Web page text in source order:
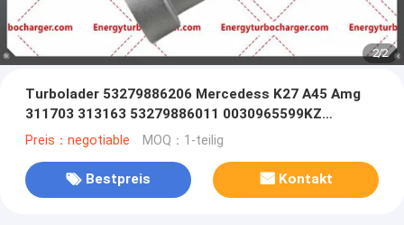
2/2
Turbolader 53279886206 Mercedess K27 A45 Amg
311703 313163 53279886011 0030965599KZ
A0030962199 A0030962099 OM442A
Preis：negotiable MOQ：1-teilig
Bestpreis Kontakt